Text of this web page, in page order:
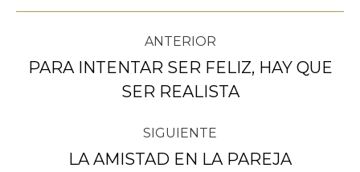
Navegación
entre
publicaciones
ANTERIOR
Publicación
anterior:
PARA INTENTAR SER FELIZ, HAY QUE
SER REALISTA
SIGUIENTE
Publicación
LA AMISTAD EN LA PAREJA